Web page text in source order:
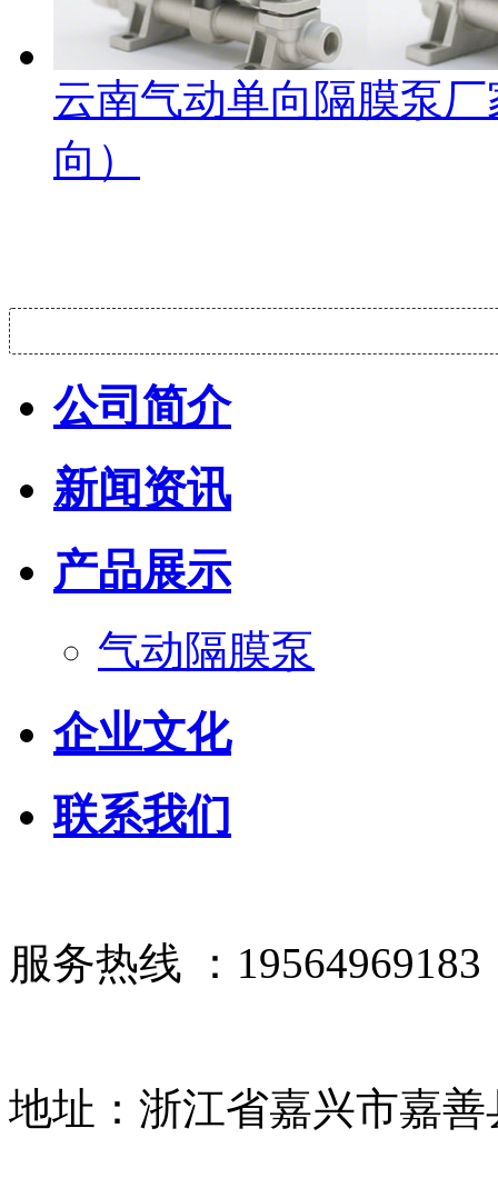
云南气动单向隔膜泵
向）
公司简介
新闻资讯
产品展示
气动隔膜泵
企业文化
联系我们
服务热线 ：19564969183
地址：浙江省嘉兴市嘉